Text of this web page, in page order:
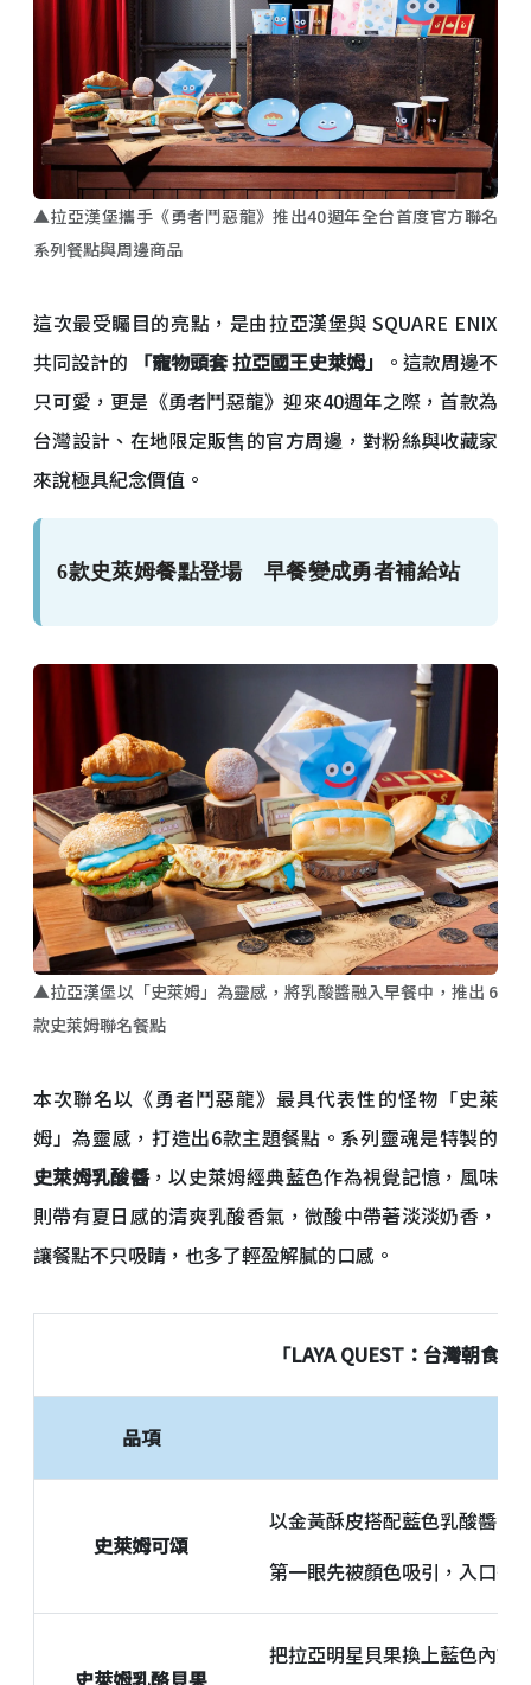
▲拉亞漢堡攜手《勇者鬥惡龍》推出40週年全台首度官方聯名
系列餐點與周邊商品
這次最受矚目的亮點，是由拉亞漢堡與 SQUARE ENIX
共同設計的
「寵物頭套 拉亞國王史萊姆」
。這款周邊不
只可愛，更是《勇者鬥惡龍》迎來40週年之際，首款為
台灣設計、在地限定販售的官方周邊，對粉絲與收藏家
來說極具紀念價值。
6款史萊姆餐點登場 早餐變成勇者補給站
▲拉亞漢堡以「史萊姆」為靈感，將乳酸醬融入早餐中，推出 6
款史萊姆聯名餐點
本次聯名以《勇者鬥惡龍》最具代表性的怪物「史萊
姆」為靈感，打造出6款主題餐點。系列靈魂是特製的
史萊姆乳酸醬，以史萊姆經典藍色作為視覺記憶，風味
則帶有夏日感的清爽乳酸香氣，微酸中帶著淡淡奶香，
讓餐點不只吸睛，也多了輕盈解膩的口感。
「LAYA QUEST：台灣朝食
品項
史萊姆可頌
以金黃酥皮搭配藍色乳酸醬，
第一眼先被顏色吸引，入口後
史萊姆乳酪貝果
把拉亞明星貝果換上藍色內餡